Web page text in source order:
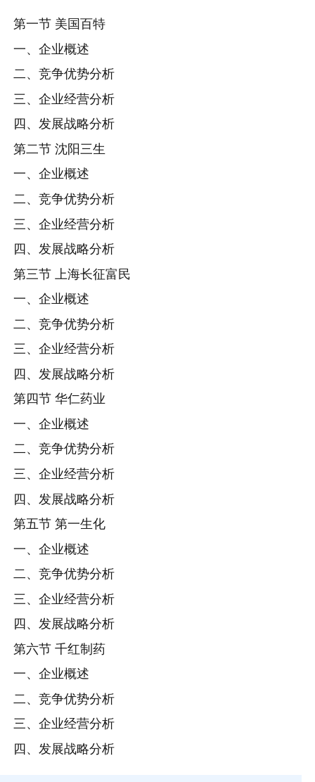
第一节 美国百特
一、企业概述
二、竞争优势分析
三、企业经营分析
四、发展战略分析
第二节 沈阳三生
一、企业概述
二、竞争优势分析
三、企业经营分析
四、发展战略分析
第三节 上海长征富民
一、企业概述
二、竞争优势分析
三、企业经营分析
四、发展战略分析
第四节 华仁药业
一、企业概述
二、竞争优势分析
三、企业经营分析
四、发展战略分析
第五节 第一生化
一、企业概述
二、竞争优势分析
三、企业经营分析
四、发展战略分析
第六节 千红制药
一、企业概述
二、竞争优势分析
三、企业经营分析
四、发展战略分析